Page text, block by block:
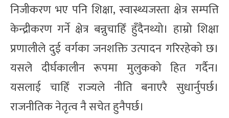
निजीकरण भए पनि शिक्षा, स्वास्थ्यजस्ता क्षेत्र सम्पत्ति
केन्द्रीकरण गर्ने क्षेत्र बन्नुचाहिँ हुँदैनथ्यो। हाम्रो शिक्षा
प्रणालीले दुई वर्गका जनशक्ति उत्पादन गरिरहेको छ।
यसले दीर्घकालीन रूपमा मुलुकको हित गर्दैन।
यसलाई चाहिँ राज्यले नीति बनाएरै सुधार्नुपर्छ।
राजनीतिक नेतृत्व नै सचेत हुनैपर्छ।